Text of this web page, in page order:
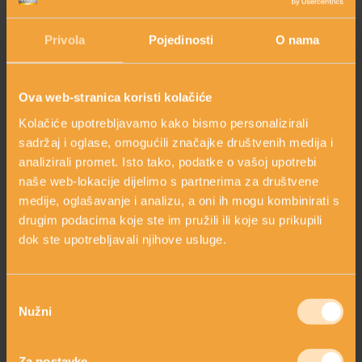
Privola Pojedinosti O nama
Ova web-stranica koristi kolačiće
Kolačiće upotrebljavamo kako bismo personalizirali
sadržaj i oglase, omogućili značajke društvenih medija i
analizirali promet. Isto tako, podatke o vašoj upotrebi
naše web-lokacije dijelimo s partnerima za društvene
medije, oglašavanje i analizu, a oni ih mogu kombinirati s
drugim podacima koje ste im pružili ili koje su prikupili
dok ste upotrebljavali njihove usluge.
pristanka
Nužni
Tajne linolne kiseline
Čudesna masna kiselina arrow_circle_right
Koja je tajna linolenske kiseline
Zaključak arrow_circle_right
OVAJ SASTOJAK SADRŽE SLJEDEĆI
PROIZVODI